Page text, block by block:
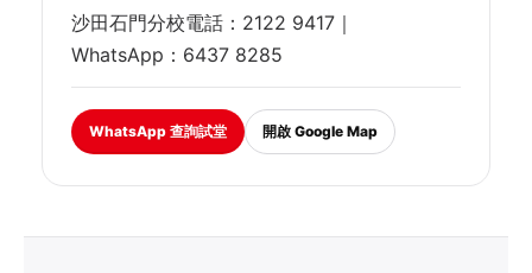
沙田石門分校電話：2122 9417｜
WhatsApp：6437 8285
WhatsApp 查詢試堂 開啟 Google Map